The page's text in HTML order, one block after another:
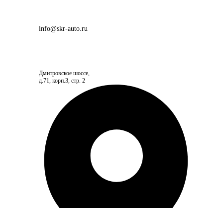
info@skr-auto.ru
Дмитровское шоссе,
д.71, корп.3, стр. 2